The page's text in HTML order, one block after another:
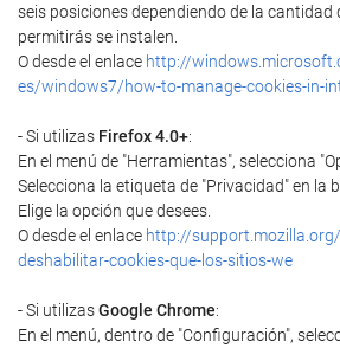
seis posiciones dependiendo de la cantidad
permitirás se instalen.
O desde el enlace http://
es/windows7/how-to-manage-cookies-in-
- Si utilizas Firefox 4.0+:
En el menú de "Herramientas", selecciona
Selecciona la etiqueta de "Privacidad" en la
Elige la opción que desees.
O desde el enlace http://
deshabilitar-cookies-que-los-sitios-we
- Si utilizasGoogle Chrome:
En el menú, dentro de "Configuración",